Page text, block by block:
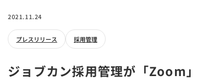
2021.11.24
プレスリリース 採用管理
ジョブカン採用管理が「Zoom」